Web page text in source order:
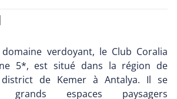
verdoyant, le Club Coralia
5*, est situé dans la région de
de Kemer à Antalya. Il se
espaces paysagers